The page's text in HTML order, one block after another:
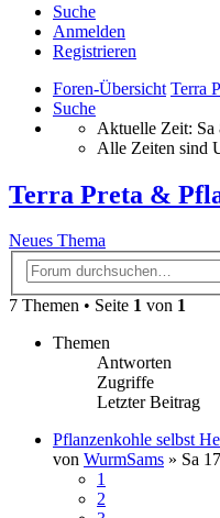
Suche
Anmelden
Registrieren
Foren-Übersicht Terra
Suche
Aktuelle Zeit:
Alle Zeiten sind
Terra Preta &
Neues Thema
7 Themen • Seite 1 von 1
Themen
Antworten
Zugriffe
Letzter Beitrag
Pflanzenkohle selbst
von WurmSams » Sa
1
2